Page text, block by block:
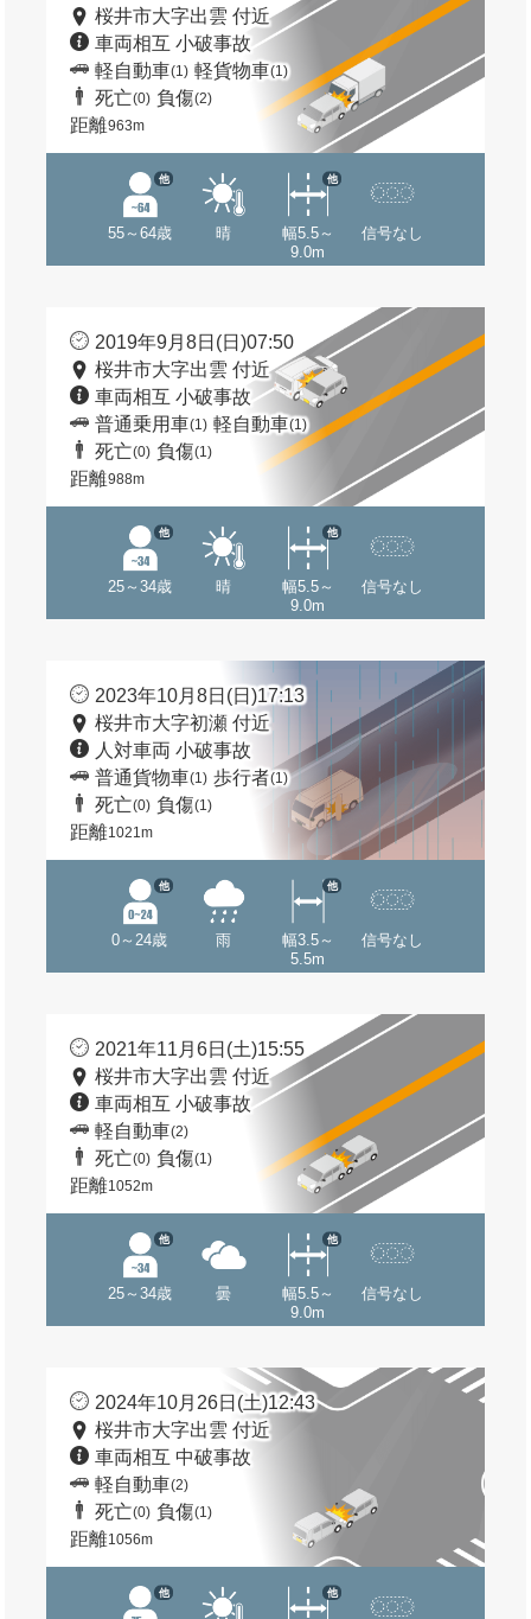
桜井市大字出雲 付近
車両相互 小破事故
軽自動車(1) 軽貨物車(1)
死亡(0) 負傷(2)
距離963m
55～64歳
他
晴
幅5.5～
9.0m
他
信号なし
2019年9月8日(日)07:50
桜井市大字出雲 付近
車両相互 小破事故
普通乗用車(1) 軽自動車(1)
死亡(0) 負傷(1)
距離988m
25～34歳
他
晴
幅5.5～
9.0m
他
信号なし
2023年10月8日(日)17:13
桜井市大字初瀬 付近
人対車両 小破事故
普通貨物車(1) 歩行者(1)
死亡(0) 負傷(1)
距離1021m
0～24歳
他
雨
幅3.5～
5.5m
他
信号なし
2021年11月6日(土)15:55
桜井市大字出雲 付近
車両相互 小破事故
軽自動車(2)
死亡(0) 負傷(1)
距離1052m
25～34歳
他
曇
幅5.5～
9.0m
他
信号なし
2024年10月26日(土)12:43
桜井市大字出雲 付近
車両相互 中破事故
軽自動車(2)
死亡(0) 負傷(1)
距離1056m
他 他